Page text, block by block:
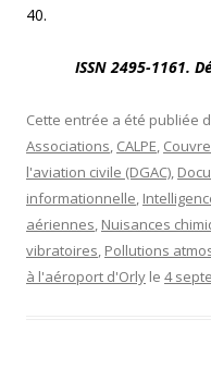
40.
ISSN 2495-1161.
Cette entrée a été publiée
Associations, CALPE,
l'aviation civile (DGAC),
informationnelle,
aériennes, Nuisances
vibratoires, Pollutions
à l'aéroport d'Orly le 4